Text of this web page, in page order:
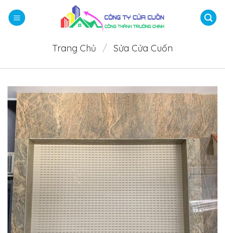
qua
Trang Chủ / Sửa Cửa Cuốn